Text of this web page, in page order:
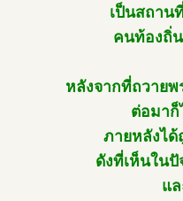
เป็นสถาน
คนท้องถิ่น
หลังจากที่ถวายพ
ต่อมาก็
ภายหลังไ
ดังที่เห็นใน
แ